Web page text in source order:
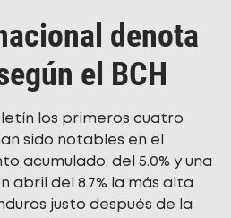
denota
el BCH
los primeros cuatro
sido notables en el
acumulado, del 5.0% y una
abril del 8.7% la más alta
justo después de la